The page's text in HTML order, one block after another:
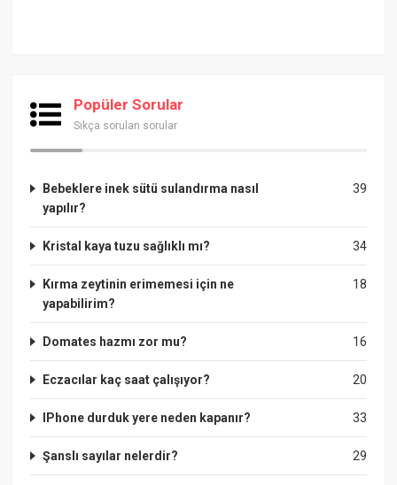
Popüler Sorular
Sıkça sorulan sorular
39
Bebeklere inek sütü sulandırma nasıl
yapılır?
34
Kristal kaya tuzu sağlıklı mı?
18
Kırma zeytinin erimemesi için ne
yapabilirim?
16
Domates hazmı zor mu?
20
Eczacılar kaç saat çalışıyor?
33
IPhone durduk yere neden kapanır?
29
Şanslı sayılar nelerdir?